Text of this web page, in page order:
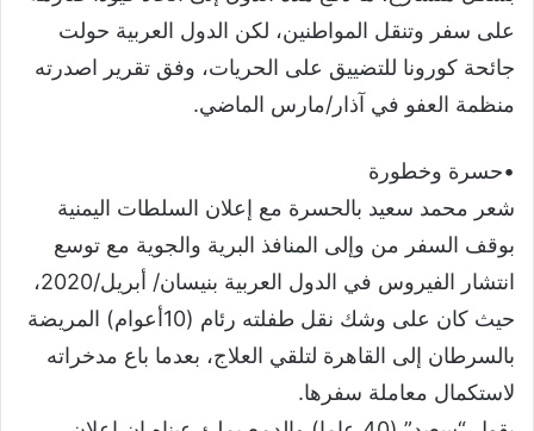
على سفر وتنقل المواطنين، لكن الدول العربية حولت
جائحة كورونا للتضييق على الحريات، وفق تقرير اصدرته
منظمة العفو في آذار/مارس الماضي.
•حسرة وخطورة
شعر محمد سعيد بالحسرة مع إعلان السلطات اليمنية
بوقف السفر من وإلى المنافذ البرية والجوية مع توسع
انتشار الفيروس في الدول العربية بنيسان/ أبريل/2020،
حيث كان على وشك نقل طفلته رئام (10أعوام) المريضة
بالسرطان إلى القاهرة لتلقي العلاج، بعدما باع مدخراته
لاستكمال معاملة سفرها.